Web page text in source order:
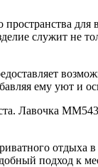
служит не
ему уют и
Лавочка
отдыха
подход к